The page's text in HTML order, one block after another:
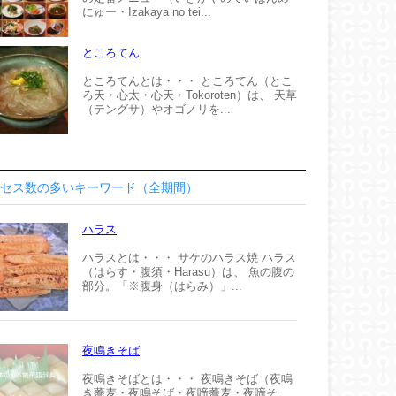
にゅー・Izakaya no tei...
ところてん
ところてんとは・・・ ところてん（とこ
ろ天・心太・心天・Tokoroten）は、 天草
（テングサ）やオゴノリを...
ス数の多いキーワード（全期間）
ハラス
ハラスとは・・・ サケのハラス焼 ハラス
（はらす・腹須・Harasu）は、 魚の腹の
部分。「※腹身（はらみ）」...
夜鳴きそば
夜鳴きそばとは・・・ 夜鳴きそば（夜鳴
き蕎麦・夜鳴そば・夜啼蕎麦・夜啼そ